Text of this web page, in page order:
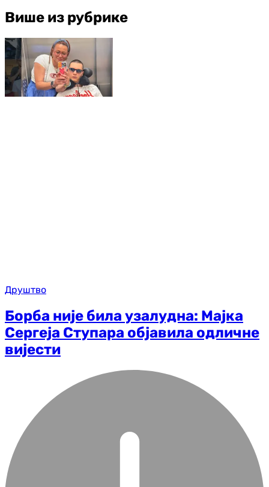
Више из рубрике
Друштво
Борба није била узалудна: Мајка
Сергеја Ступара објавила одличне
вијести